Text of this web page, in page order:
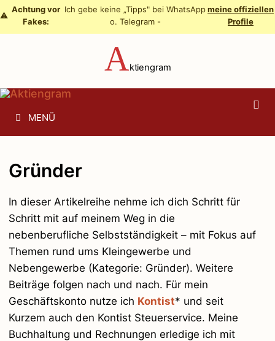
Zum
Inhalt
⚠️
Achtung vor
Fakes:
Ich gebe keine „Tipps" bei WhatsApp
o. Telegram -
meine offiziellen
Profile
Aktiengram
MENÜ
Gründer
In dieser Artikelreihe nehme ich dich Schritt für
Schritt mit auf meinem Weg in die
nebenberufliche Selbstständigkeit – mit Fokus auf
Themen rund ums Kleingewerbe und
Nebengewerbe (Kategorie: Gründer). Weitere
Beiträge folgen nach und nach. Für mein
Geschäftskonto nutze ich Kontist* und seit
Kurzem auch den Kontist Steuerservice. Meine
Buchhaltung und Rechnungen erledige ich mit